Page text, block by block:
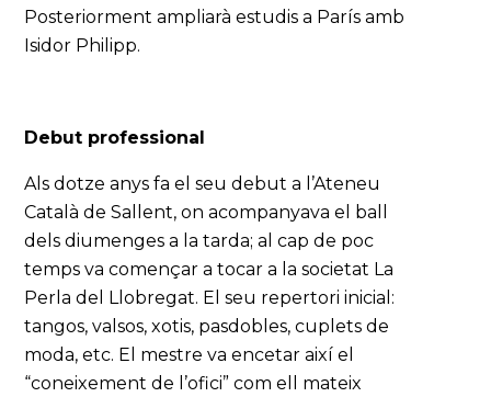
Posteriorment ampliarà estudis a París amb
Isidor Philipp.
Debut professional
Als dotze anys fa el seu debut a l’Ateneu
Català de Sallent, on acompanyava el ball
dels diumenges a la tarda; al cap de poc
temps va començar a tocar a la societat La
Perla del Llobregat. El seu repertori inicial:
tangos, valsos, xotis, pasdobles, cuplets de
moda, etc. El mestre va encetar així el
“coneixement de l’ofici” com ell mateix